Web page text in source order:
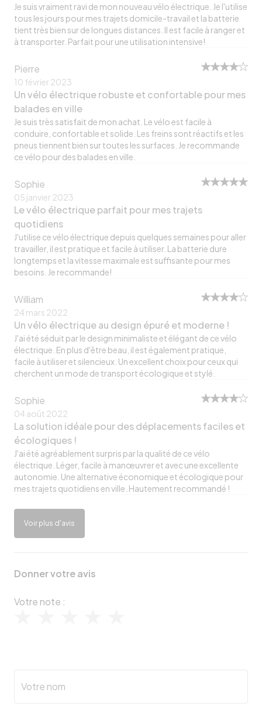
Je suis vraiment ravi de mon nouveau vélo électrique. Je l'utilise
tous les jours pour mes trajets domicile-travail et la batterie
tient très bien sur de longues distances. Il est facile à ranger et
à transporter. Parfait pour une utilisation intensive!
Pierre
10 février 2023
Un vélo électrique robuste et confortable pour mes
balades en ville
Je suis très satisfait de mon achat. Le vélo est facile à
conduire, confortable et solide. Les freins sont réactifs et les
pneus tiennent bien sur toutes les surfaces. Je recommande
ce vélo pour des balades en ville.
Sophie
05 janvier 2023
Le vélo électrique parfait pour mes trajets
quotidiens
J'utilise ce vélo électrique depuis quelques semaines pour aller
travailler, il est pratique et facile à utiliser. La batterie dure
longtemps et la vitesse maximale est suffisante pour mes
besoins. Je recommande!
William
24 mars 2022
Un vélo électrique au design épuré et moderne !
J'ai été séduit par le design minimaliste et élégant de ce vélo
électrique. En plus d'être beau, il est également pratique,
facile à utiliser et silencieux. Un excellent choix pour ceux qui
cherchent un mode de transport écologique et stylé.
Sophie
04 août 2022
La solution idéale pour des déplacements faciles et
écologiques !
J'ai été agréablement surpris par la qualité de ce vélo
électrique. Léger, facile à manœuvrer et avec une excellente
autonomie. Une alternative économique et écologique pour
mes trajets quotidiens en ville. Hautement recommandé !
Voir plus d'avis
Donner votre avis
Votre note :
Votre nom